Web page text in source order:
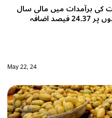
برآمدات میں مالی سال
May 22, 24